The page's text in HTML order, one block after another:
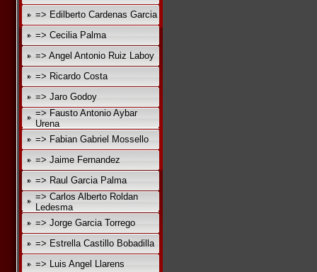
=> Edilberto Cardenas Garcia
=> Cecilia Palma
=> Angel Antonio Ruiz Laboy
=> Ricardo Costa
=> Jaro Godoy
=> Fausto Antonio Aybar
Urena
=> Fabian Gabriel Mossello
=> Jaime Fernandez
=> Raul Garcia Palma
=> Carlos Alberto Roldan
Ledesma
=> Jorge Garcia Torrego
=> Estrella Castillo Bobadilla
=> Luis Angel Llarens